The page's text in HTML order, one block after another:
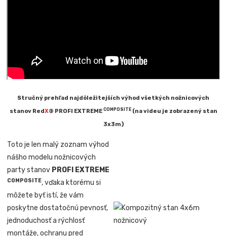
Stručný prehľad najdôležitejších výhod všetkých nožnicových
stanov Red X® PROFI EXTREME COMPOSITE(na videu je zobrazený stan
3x3m)
Toto je len malý zoznam výhod
nášho modelu nožnicových
party stanov PROFI EXTREME
COMPOSITE, vďaka ktorému si
môžete byť istí, že vám
poskytne dostatočnú pevnosť,
jednoduchosť a rýchlosť
montáže, ochranu pred